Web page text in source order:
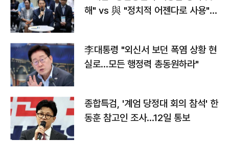
해" vs 與 "정치적 어젠다로 사용"
李대통령 "외신서 보던 폭염 상황 현
실로…모든 행정력 총동원하라"
종합특검, '계엄 당정대 회의 참석' 한
동훈 참고인 조사...12일 통보